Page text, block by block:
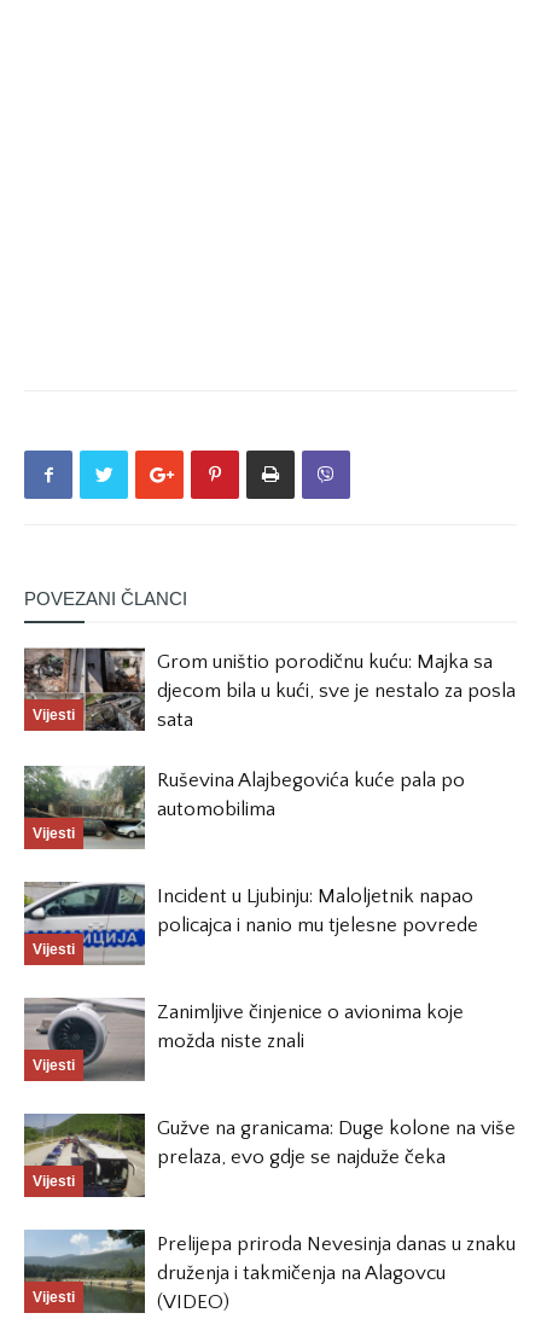
POVEZANI ČLANCI
Vijesti
Grom uništio porodičnu kuću: Majka sa
djecom bila u kući, sve je nestalo za posla
sata
Vijesti
Ruševina Alajbegovića kuće pala po
automobilima
Vijesti
Incident u Ljubinju: Maloljetnik napao
policajca i nanio mu tjelesne povrede
Vijesti
Zanimljive činjenice o avionima koje
možda niste znali
Vijesti
Gužve na granicama: Duge kolone na više
prelaza, evo gdje se najduže čeka
Vijesti
Prelijepa priroda Nevesinja danas u znaku
druženja i takmičenja na Alagovcu
(VIDEO)